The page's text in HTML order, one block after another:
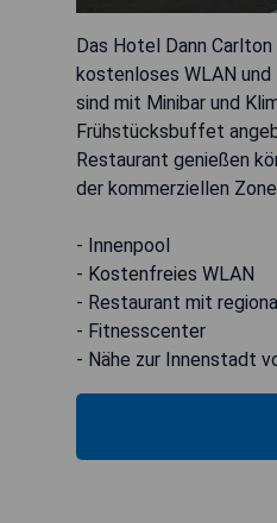
Das Hotel Dann
kostenloses WLAN
sind mit Minibar und
Frühstücksbuffet
Restaurant genießen
der kommerziellen
- Innenpool
- Kostenfreies WLAN
- Restaurant mit
- Fitnesscenter
- Nähe zur Innenstadt